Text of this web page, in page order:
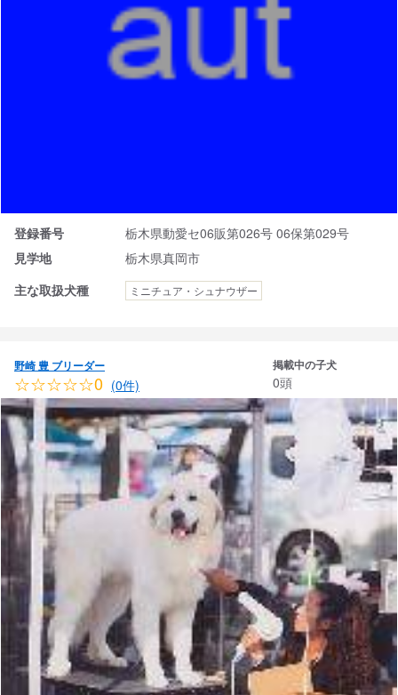
登録番号
栃木県動愛セ06販第026号 06保第029号
見学地
栃木県真岡市
主な取扱犬種
ミニチュア・シュナウザー
野崎 豊 ブリーダー
☆☆☆☆☆0 (0件)
掲載中の子犬
0頭